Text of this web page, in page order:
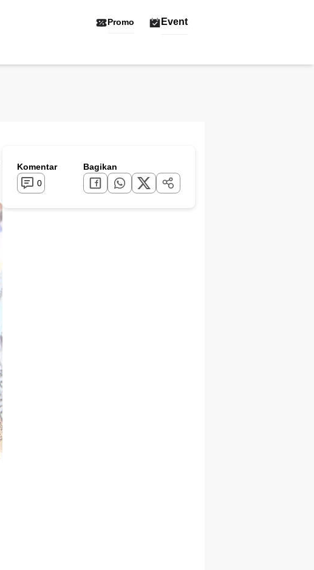
Promo Event
Komentar
0
Bagikan